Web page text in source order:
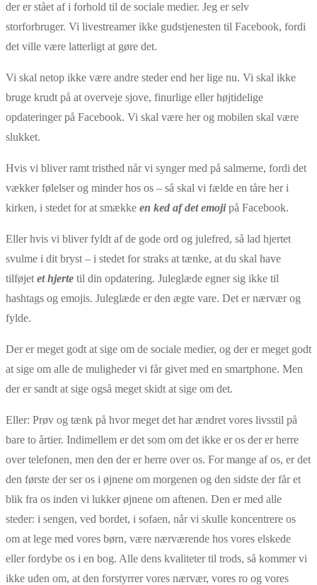
der er stået af i forhold til de sociale medier. Jeg er selv
storforbruger. Vi livestreamer ikke gudstjenesten til Facebook, fordi
det ville være latterligt at gøre det.
Vi skal netop ikke være andre steder end her lige nu. Vi skal ikke
bruge krudt på at overveje sjove, finurlige eller højtidelige
opdateringer på Facebook. Vi skal være her og mobilen skal være
slukket.
Hvis vi bliver ramt tristhed når vi synger med på salmerne, fordi det
vækker følelser og minder hos os – så skal vi fælde en tåre her i
kirken, i stedet for at smække en ked af det emojipå Facebook.
Eller hvis vi bliver fyldt af de gode ord og julefred, så lad hjertet
svulme i dit bryst – i stedet for straks at tænke, at du skal have
tilføjet et hjerte til din opdatering. Juleglæde egner sig ikke til
hashtags og emojis. Juleglæde er den ægte vare. Det er nærvær og
fylde.
Der er meget godt at sige om de sociale medier, og der er meget godt
at sige om alle de muligheder vi får givet med en smartphone. Men
der er sandt at sige også meget skidt at sige om det.
Eller: Prøv og tænk på hvor meget det har ændret vores livsstil på
bare to årtier. Indimellem er det som om det ikke er os der er herre
over telefonen, men den der er herre over os. For mange af os, er det
den første der ser os i øjnene om morgenen og den sidste der får et
blik fra os inden vi lukker øjnene om aftenen. Den er med alle
steder: i sengen, ved bordet, i sofaen, når vi skulle koncentrere os
om at lege med vores børn, være nærværende hos vores elskede
eller fordybe os i en bog. Alle dens kvaliteter til trods, så kommer vi
ikke uden om, at den forstyrrer vores nærvær, vores ro og vores